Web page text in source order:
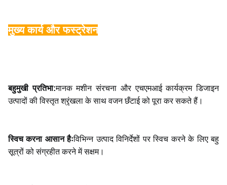
मुख्य कार्य और फस्ट्रेशन
बहुमुखी प्रतिभा:मानक मशीन संरचना और एचएमआई कार्यक्रम डिजाइन
उत्पादों की विस्तृत श्रृंखला के साथ वजन छँटाई को पूरा कर सकते हैं।
स्विच करना आसान हैःविभिन्न उत्पाद विनिर्देशों पर स्विच करने के लिए बहु
सूत्रों को संग्रहीत करने में सक्षम।